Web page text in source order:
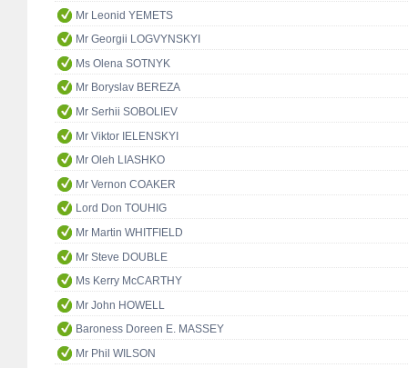
Mr Leonid YEMETS
Mr Georgii LOGVYNSKYI
Ms Olena SOTNYK
Mr Boryslav BEREZA
Mr Serhii SOBOLIEV
Mr Viktor IELENSKYI
Mr Oleh LIASHKO
Mr Vernon COAKER
Lord Don TOUHIG
Mr Martin WHITFIELD
Mr Steve DOUBLE
Ms Kerry McCARTHY
Mr John HOWELL
Baroness Doreen E. MASSEY
Mr Phil WILSON